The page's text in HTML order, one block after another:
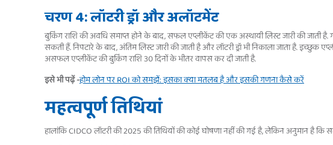
चरण 4: लॉटरी ड्रॉ और अलॉटमेंट
बुकिंग राशि की अवधि समाप्त होने के बाद, सफल एप्लीकेंट की एक अस्थायी लिस्ट जारी की जाती है.
सकती हैं. निपटारे के बाद, अंतिम लिस्ट जारी की जाती है और लॉटरी ड्रॉ भी निकाला जाता है.
असफल एप्लीकेंट की बुकिंग राशि 30 दिनों के भीतर वापस कर दी जाती है.
इसे भी पढ़ें -होम लोन पर ROI को समझें: इसका क्या मतलब है और इसकी गणना कैसे करें
महत्वपूर्ण तिथियां
हालांकि CIDCO लॉटरी की 2025 की तिथियों की कोई घोषणा नहीं की गई है, लेकिन अनुमान है कि